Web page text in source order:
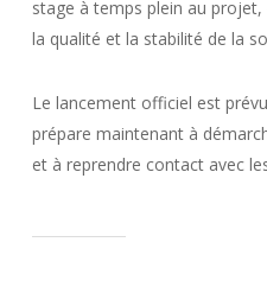
stage à temps plein au
la qualité et la stabilité de la
Le lancement officiel est
prépare maintenant à
et à reprendre contact avec